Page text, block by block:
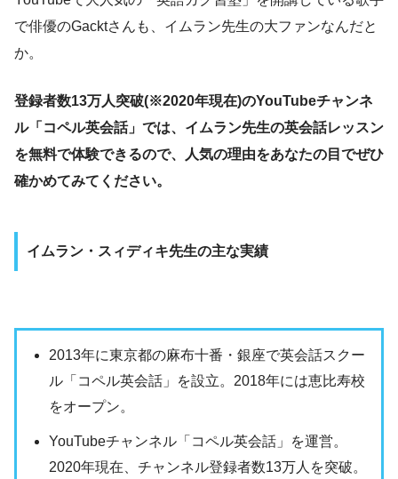
で俳優のGacktさんも、イムラン先生の大ファンなんだと
か。
登録者数13万人突破(※2020年現在)のYouTubeチャンネ
ル「コペル英会話」では、イムラン先生の英会話レッスン
を無料で体験できるので、人気の理由をあなたの目でぜひ
確かめてみてください。
イムラン・スィディキ先生の主な実績
2013年に東京都の麻布十番・銀座で英会話スクー
ル「コペル英会話」を設立。2018年には恵比寿校
をオープン。
YouTubeチャンネル「コペル英会話」を運営。
2020年現在、チャンネル登録者数13万人を突破。